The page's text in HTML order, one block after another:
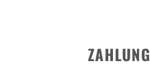
ZAHLUNG